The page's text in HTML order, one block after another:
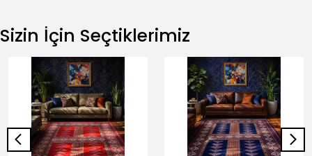
Sizin İçin Seçtiklerimiz